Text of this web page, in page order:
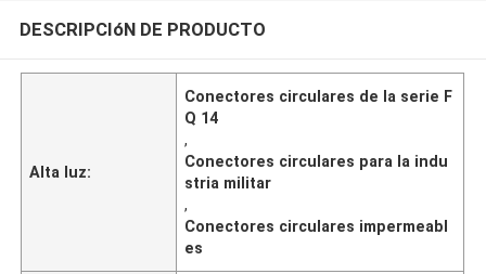
DESCRIPCIóN DE PRODUCTO
Alta luz:
Conectores circulares de la serie F
Q 14
,
Conectores circulares para la indu
stria militar
,
Conectores circulares impermeabl
es